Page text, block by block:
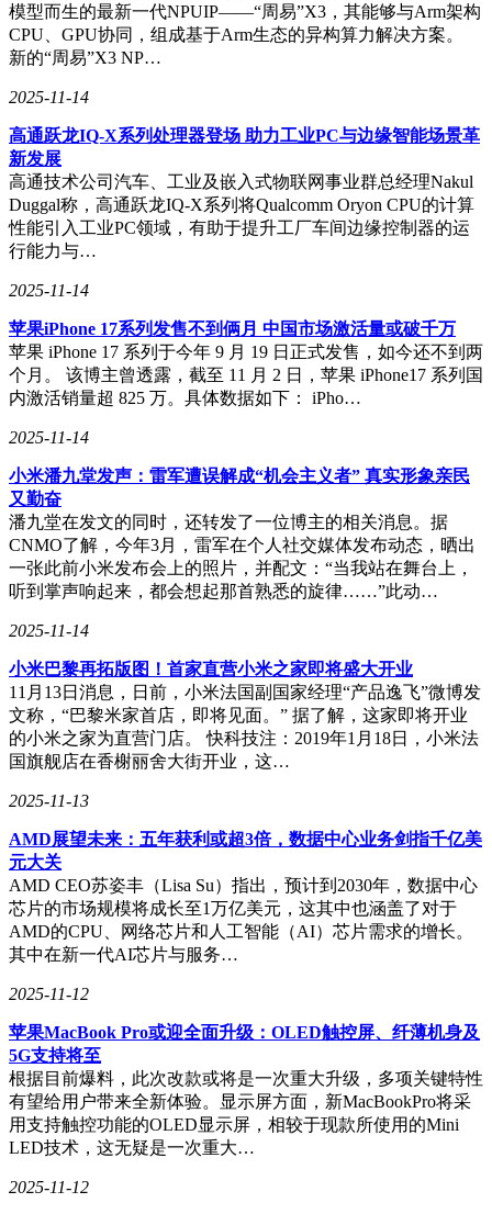
尽管从测试数据来看，移动端RTX 5060与桌面端之间存在一
定的性能差距，但在实际游戏体验中，这种差距并不足以对玩
家的选择产生决定性影响。对于大部分游戏而言，两款显卡都
能提供流畅的游戏画面，只是在具体帧数上有所差异。随着
的游戏体验也将更加接近。
因此，对于正在考虑购买搭载RTX 5060显卡的主机或笔记本
的玩家来说，性能差异并非唯一的决定因素。移动端以其便携
性和整机的便捷性著称，部分机型甚至拥有更高的性价比；而
桌面端则提供了更灵活的配置选择和个性化搭配方案。玩家可
差异。
模型而生的最新一代NPUIP——“周易”X3，其能够与Arm架构
CPU、GPU协同，组成基于Arm生态的异构算力解决方案。
新的“周易”X3 NP…
2025-11-14
高通跃龙IQ-X系列处理器登场 助力工业PC与边缘智能场景革
新发展
高通技术公司汽车、工业及嵌入式物联网事业群总经理Nakul
Duggal称，高通跃龙IQ-X系列将Qualcomm Oryon CPU的计算
性能引入工业PC领域，有助于提升工厂车间边缘控制器的运
行能力与…
2025-11-14
苹果iPhone 17系列发售不到俩月 中国市场激活量或破千万
苹果 iPhone 17 系列于今年 9 月 19 日正式发售，如今还不到两
个月。 该博主曾透露，截至 11 月 2 日，苹果 iPhone17 系列国
内激活销量超 825 万。具体数据如下： iPho…
2025-11-14
小米潘九堂发声：雷军遭误解成“机会主义者” 真实形象亲民
又勤奋
潘九堂在发文的同时，还转发了一位博主的相关消息。据
CNMO了解，今年3月，雷军在个人社交媒体发布动态，晒出
一张此前小米发布会上的照片，并配文：“当我站在舞台上，
听到掌声响起来，都会想起那首熟悉的旋律……”此动…
2025-11-14
​小米巴黎再拓版图！首家直营小米之家即将盛大开业​
11月13日消息，日前，小米法国副国家经理“产品逸飞”微博发
文称，“巴黎米家首店，即将见面。” 据了解，这家即将开业
的小米之家为直营门店。 快科技注：2019年1月18日，小米法
国旗舰店在香榭丽舍大街开业，这…
2025-11-13
AMD展望未来：五年获利或超3倍，数据中心业务剑指千亿美
元大关
AMD CEO苏姿丰（Lisa Su）指出，预计到2030年，数据中心
芯片的市场规模将成长至1万亿美元，这其中也涵盖了对于
AMD的CPU、网络芯片和人工智能（AI）芯片需求的增长。
其中在新一代AI芯片与服务…
2025-11-12
苹果MacBook Pro或迎全面升级：OLED触控屏、纤薄机身及
5G支持将至
根据目前爆料，此次改款或将是一次重大升级，多项关键特性
有望给用户带来全新体验。显示屏方面，新MacBookPro将采
用支持触控功能的OLED显示屏，相较于现款所使用的Mini
LED技术，这无疑是一次重大…
2025-11-12